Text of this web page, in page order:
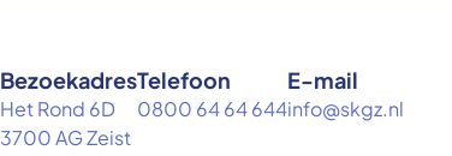
Bezoekadres
Het Rond 6D
3700 AG Zeist
Telefoon
0800 64 64 644
E-mail
info@skgz.nl